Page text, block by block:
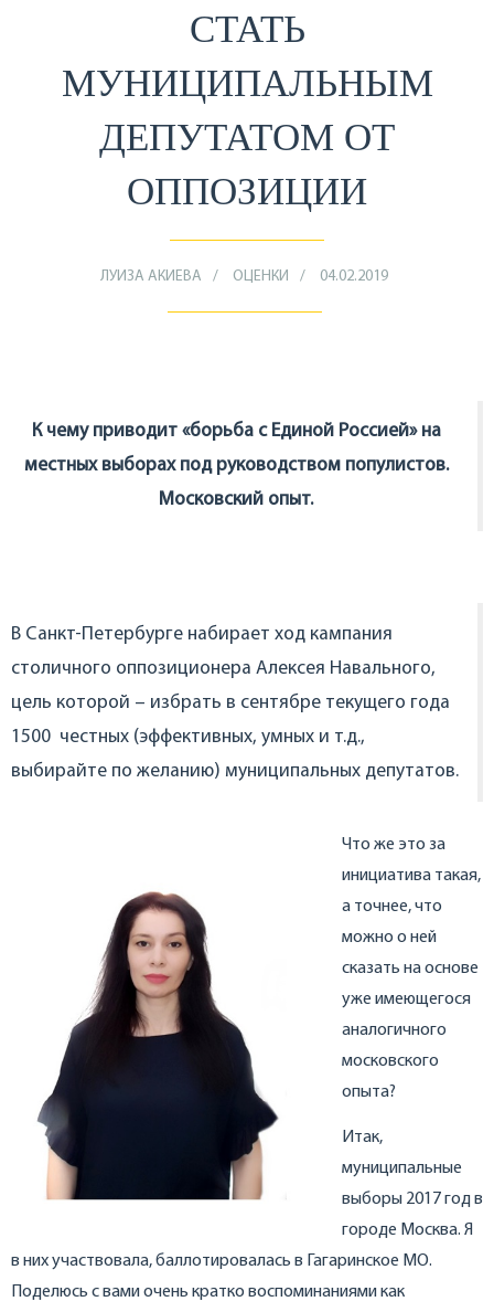
СТАТЬ
МУНИЦИПАЛЬНЫМ
ДЕПУТАТОМ ОТ
ОППОЗИЦИИ
ЛУИЗА АКИЕВА ОЦЕНКИ 04.02.2019
К чему приводит «борьба с Единой Россией» на
местных выборах под руководством популистов.
Московский опыт.
В Санкт-Петербурге набирает ход кампания
столичного оппозиционера Алексея Навального,
цель которой – избрать в сентябре текущего года
1500 честных (эффективных, умных и т.д.,
выбирайте по желанию) муниципальных депутатов.
Что же это за
инициатива такая,
а точнее, что
можно о ней
сказать на основе
уже имеющегося
аналогичного
московского
опыта?
Итак,
муниципальные
выборы 2017 год в
городе Москва. Я
в них участвовала, баллотировалась в Гагаринское МО.
Поделюсь с вами очень кратко воспоминаниями как